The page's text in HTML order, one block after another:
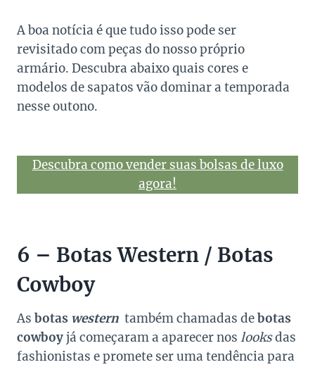
A boa notícia é que tudo isso pode ser
revisitado com peças do nosso próprio
armário. Descubra abaixo quais cores e
modelos de sapatos vão dominar a temporada
nesse outono.
Descubra como vender suas bolsas de luxo
agora!
6 – Botas Western / Botas
Cowboy
As botas western também chamadas debotas
cowboyjá começaram a aparecer nos looksdas
fashionistas e promete ser uma tendência para